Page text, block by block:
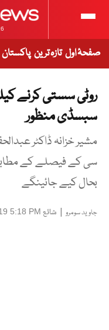
صفحۂ اول تازہ ترین پاکستان
روٹی سستی کرنے
سبسڈی منظور
مشیر خزانہ ڈاکٹر
سی کے فیصلے کے مطابق
بحال کیے جائینگے
جاوید سومرو| شائع 5:18 PM